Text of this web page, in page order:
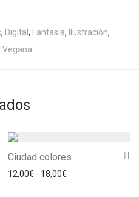
, Digital , Fantasía, Ilustración,
Vegana
desde 12,00€ hasta 18,00€
Ciudad colores
12,00€ - 18,00€